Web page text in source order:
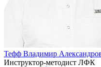
Тефф Владимир
Инструктор-методист ЛФК